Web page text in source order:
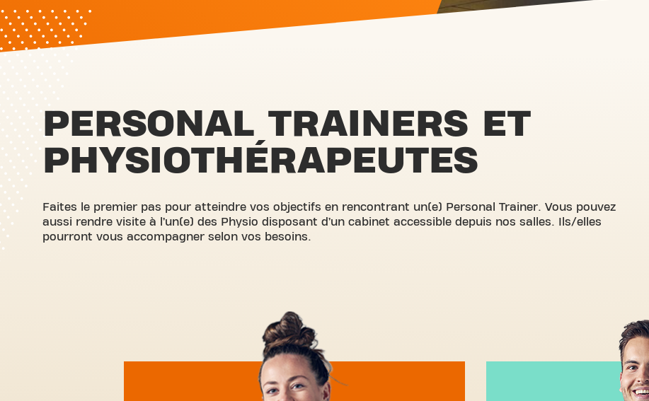
PERSONAL TRAINERS ET
PHYSIOTHÉRAPEUTES
Faites le premier pas pour atteindre vos objectifs en rencontrant un(e) Personal Trainer. Vous pouvez
aussi rendre visite à l’un(e) des Physio disposant d’un cabinet accessible depuis nos salles. Ils/elles
pourront vous accompagner selon vos besoins.